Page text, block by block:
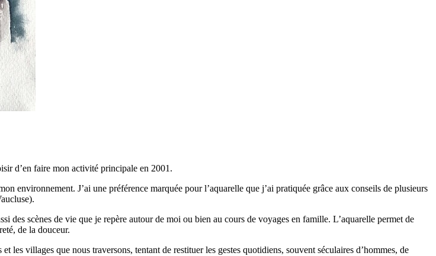
d’en faire mon activité principale en 2001.
environnement. J’ai une préférence marquée pour l’aquarelle que j’ai pratiquée grâce aux conseils de plusieurs
des scènes de vie que je repère autour de moi ou bien au cours de voyages en famille. L’aquarelle permet de
de la douceur.
les villages que nous traversons, tentant de restituer les gestes quotidiens, souvent séculaires d’hommes, de